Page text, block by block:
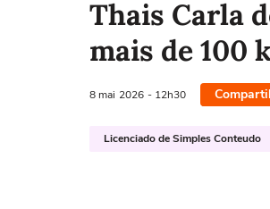
Thais Carla
mais de 100
8 mai 2026 - 12h30
Licenciado de Simples Conteudo